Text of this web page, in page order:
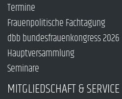
Termine
Frauenpolitische Fachtagung
dbb bundesfrauenkongress 2026
Hauptversammlung
Seminare
MITGLIEDSCHAFT & SERVICE